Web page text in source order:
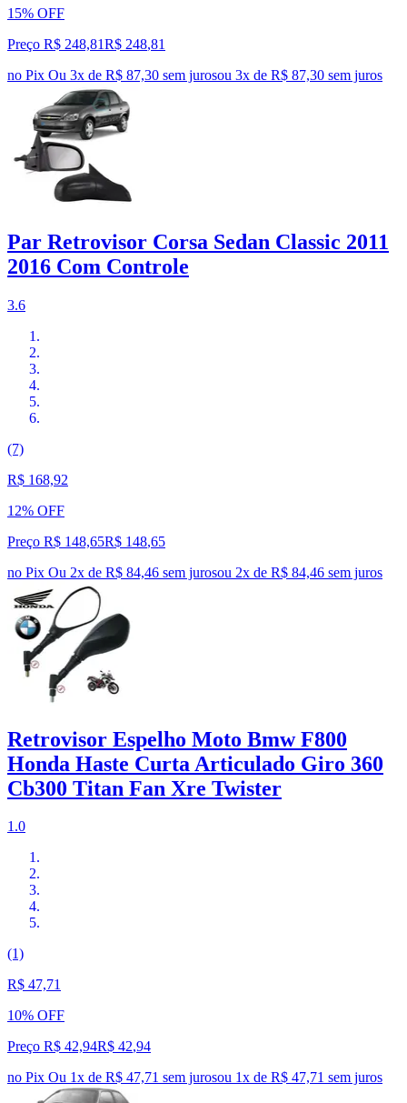
15% OFF
Preço R$ 248,81R$ 248,81
no Pix Ou 3x de R$ 87,30 sem jurosou 3x de R$ 87,30 sem juros
Par Retrovisor Corsa Sedan Classic 2011
2016 Com Controle
3.6
(7)
R$ 168,92
12% OFF
Preço R$ 148,65R$ 148,65
no Pix Ou 2x de R$ 84,46 sem jurosou 2x de R$ 84,46 sem juros
Retrovisor Espelho Moto Bmw F800
Honda Haste Curta Articulado Giro 360
Cb300 Titan Fan Xre Twister
1.0
(1)
R$ 47,71
10% OFF
Preço R$ 42,94R$ 42,94
no Pix Ou 1x de R$ 47,71 sem jurosou 1x de R$ 47,71 sem juros